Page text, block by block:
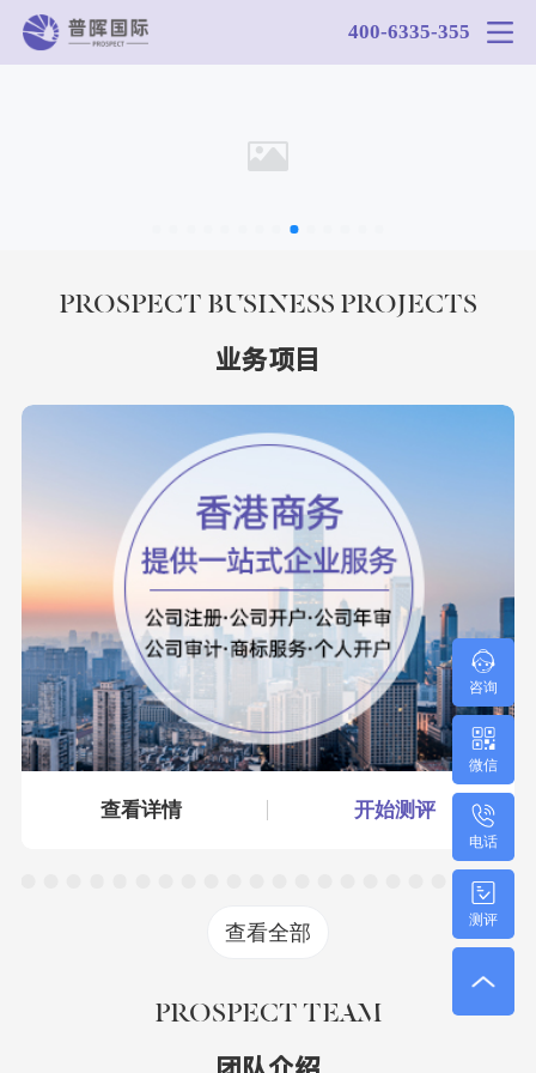
400-6335-355
PROSPECT BUSINESS PROJECTS
业务项目
查看详情 开始测评
查看全部
PROSPECT TEAM
咨询
微信
电话
测评